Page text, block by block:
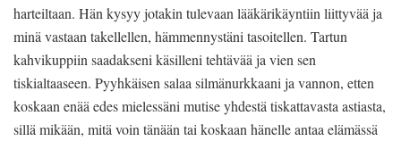
harteiltaan. Hän kysyy jotakin tulevaan lääkärikäyntiin liittyvää ja
minä vastaan takellellen, hämmennystäni tasoitellen. Tartun
kahvikuppiin saadakseni käsilleni tehtävää ja vien sen
tiskialtaaseen. Pyyhkäisen salaa silmänurkkaani ja vannon, etten
koskaan enää edes mielessäni mutise yhdestä tiskattavasta astiasta,
sillä mikään, mitä voin tänään tai koskaan hänelle antaa elämässä